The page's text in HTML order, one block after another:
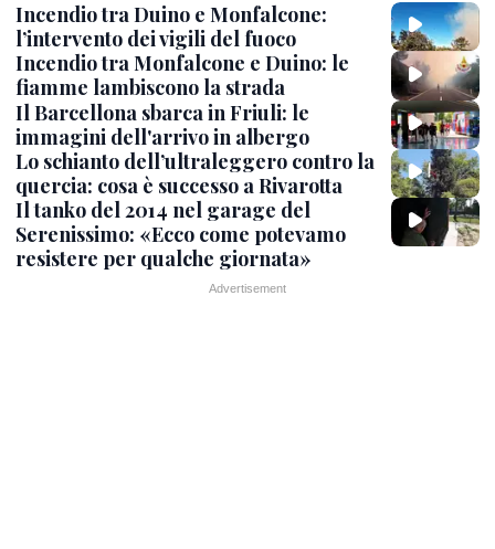
Incendio tra Duino e Monfalcone:
l’intervento dei vigili del fuoco
Incendio tra Monfalcone e Duino: le
fiamme lambiscono la strada
Il Barcellona sbarca in Friuli: le
immagini dell'arrivo in albergo
Lo schianto dell’ultraleggero contro la
quercia: cosa è successo a Rivarotta
Il tanko del 2014 nel garage del
Serenissimo: «Ecco come potevamo
resistere per qualche giornata»